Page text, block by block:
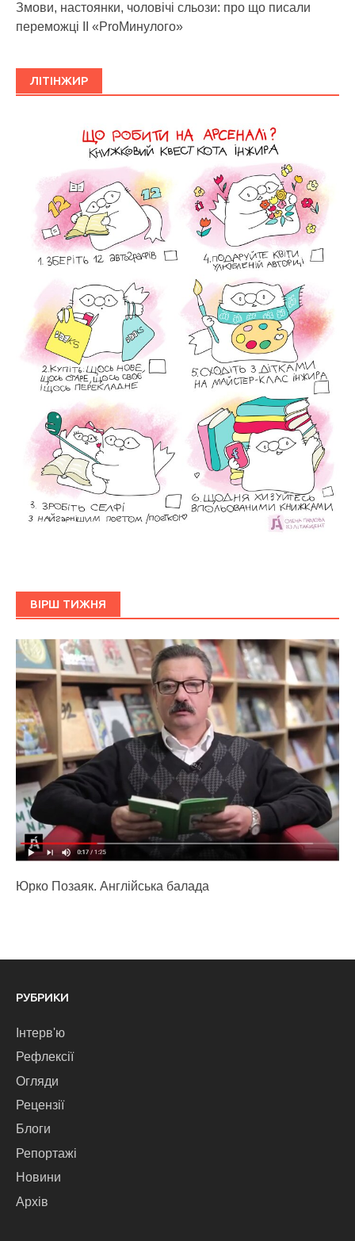
Змови, настоянки, чоловічі сльози: про що писали
переможці ІІ «ProМинулого»
ЛІТІНЖИР
ВІРШ ТИЖНЯ
Юрко Позаяк. Англійська балада
РУБРИКИ
Інтерв'ю
Рефлексії
Огляди
Рецензії
Блоги
Репортажі
Новини
Архів